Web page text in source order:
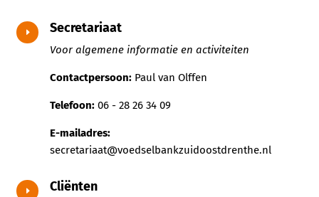
E Secretariaat
Voor algemene informatie en activiteiten
Contactpersoon:Paul van Olffen
Telefoon: 06 - 28 26 34 09
E-mailadres:
secretariaat@voedselbankzuidoostdrenthe.nl
E Cliënten